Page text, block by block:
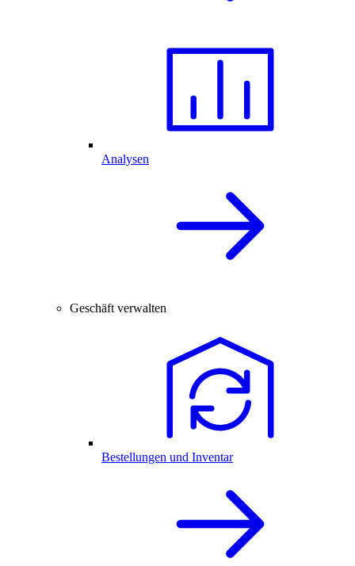
Analysen
Geschäft verwalten
Bestellungen und Inventar